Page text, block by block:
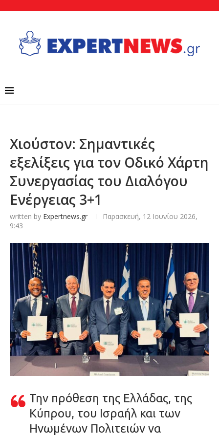
Χιούστον: Σημαντικές
εξελίξεις για τον Οδικό Χάρτη
Συνεργασίας του Διαλόγου
Ενέργειας 3+1
written by Expertnews.gr
Παρασκευή, 12 Ιουνίου 2026,
9:43
Την πρόθεση της Ελλάδας, της
Κύπρου, του Ισραήλ και των
Ηνωμένων Πολιτειών να